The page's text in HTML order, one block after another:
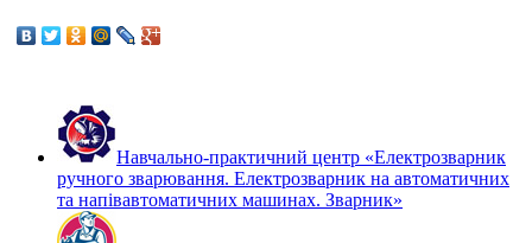
Навчально-практичний центр «Електрозварник
ручного зварювання. Електрозварник на автоматичних
та напівавтоматичних машинах. Зварник»